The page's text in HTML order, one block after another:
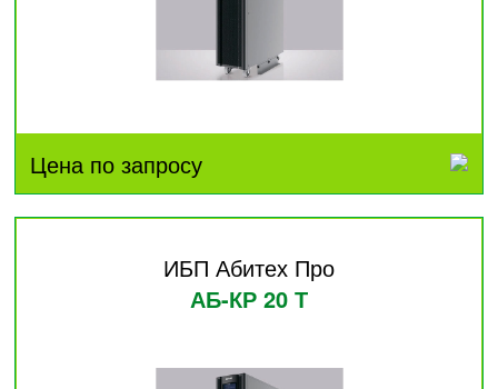
Цена по запросу
ИБП Абитех Про
АБ-КР 20 Т